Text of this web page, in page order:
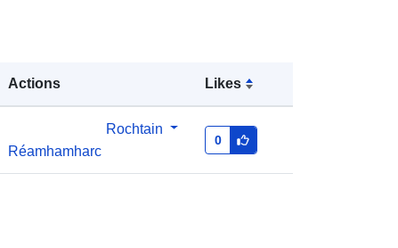
Actions Likes
Rochtain
Réamhamharc
0
http://catalogue.geo-
ide.developpement-
durable.gouv.fr/service/fr-